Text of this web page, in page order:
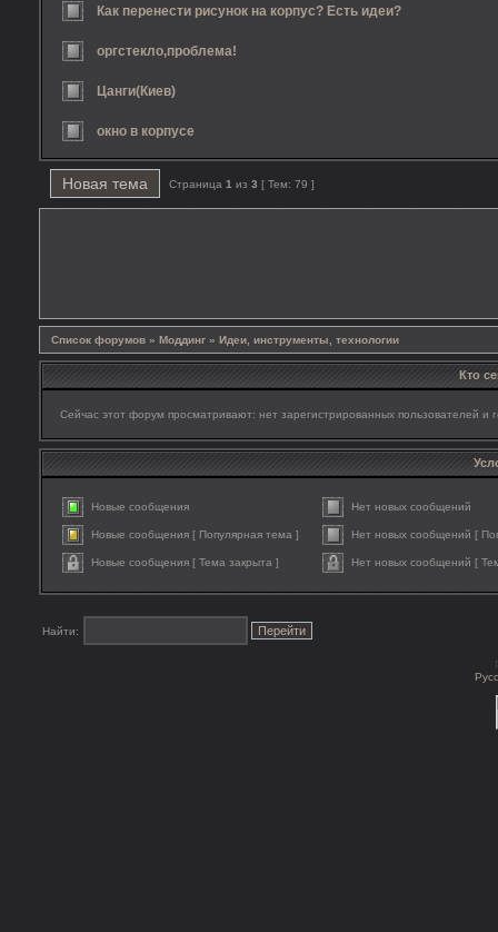
Как перенести рисунок на корпус? Есть идеи?
оргстекло,проблема!
Цанги(Киев)
окно в корпусе
Новая тема Страница 1 из 3 [ Тем: 79 ]
Список форумов » Моддинг » Идеи, инструменты, технологии
Кто
Сейчас этот форум просматривают: нет зарегистрированных пользователей и
Новые сообщения Нет новых сообщений
Новые сообщения [ Популярная тема ] Нет новых сообщений [
Новые сообщения [ Тема закрыта ] Нет новых сообщений [
Найти: